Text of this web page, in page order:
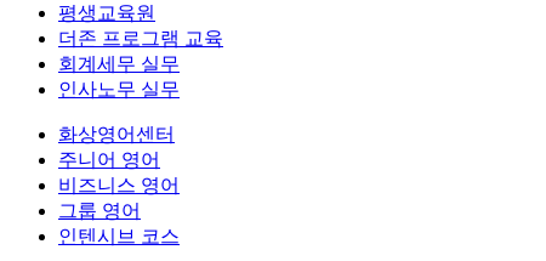
평생교육원
더존 프로그램 교육
회계세무 실무
인사노무 실무
화상영어센터
주니어 영어
비즈니스 영어
그룹 영어
인텐시브 코스